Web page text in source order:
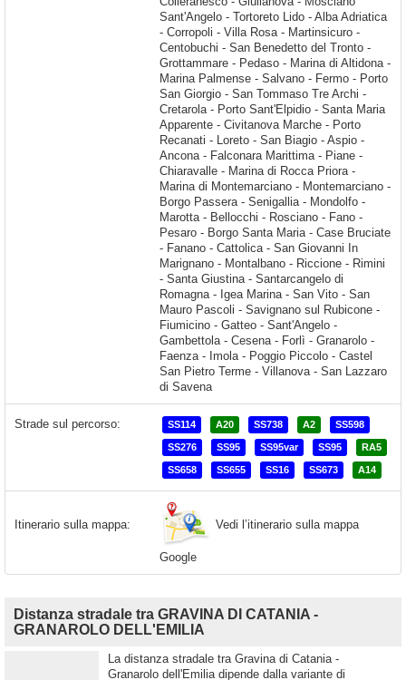
Strade sul percorso: SS114 A20 SS738 A2 SS598
SS276 SS95 SS95var SS95 RA5
SS658 SS655 SS16 SS673 A14
Itinerario sulla mappa: Vedi l’itinerario sulla mappa
Google
Distanza stradale tra GRAVINA DI CATANIA -
GRANAROLO DELL'EMILIA
La distanza stradale tra Gravina di Catania -
Granarolo dell'Emilia dipende dalla variante di